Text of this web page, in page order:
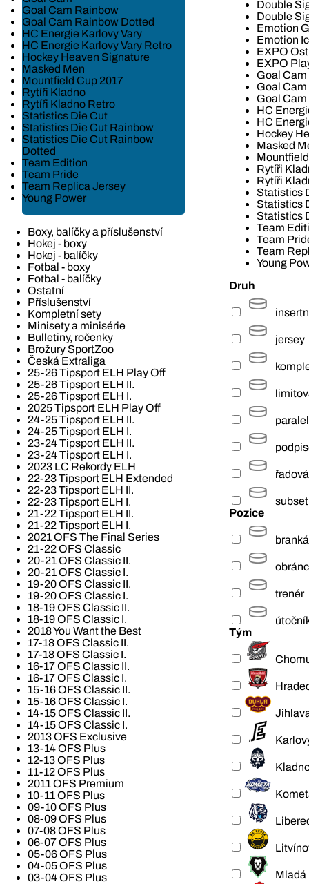
Goal Cam Rainbow
Goal Cam Rainbow Dotted
HC Energie Karlovy Vary
HC Energie Karlovy Vary Retro
Hockey Heaven Signature
Masked Men
Mountfield Cup 2017
Rytíři Kladno
Rytíři Kladno Retro
Statistics Die Cut
Statistics Die Cut Rainbow
Statistics Die Cut Rainbow
Dotted
Team Edition
Team Pride
Team Replica Jersey
Young Power
Boxy, balíčky a příslušenství
Hokej - boxy
Hokej - balíčky
Fotbal - boxy
Fotbal - balíčky
Ostatní
Příslušenství
Kompletní sety
Minisety a minisérie
Bulletiny, ročenky
Brožury SportZoo
Česká Extraliga
25-26 Tipsport ELH Play Off
25-26 Tipsport ELH II.
25-26 Tipsport ELH I.
2025 Tipsport ELH Play Off
24-25 Tipsport ELH II.
24-25 Tipsport ELH I.
23-24 Tipsport ELH II.
23-24 Tipsport ELH I.
2023 LC Rekordy ELH
22-23 Tipsport ELH Extended
22-23 Tipsport ELH II.
22-23 Tipsport ELH I.
21-22 Tipsport ELH II.
21-22 Tipsport ELH I.
2021 OFS The Final Series
21-22 OFS Classic
20-21 OFS Classic II.
20-21 OFS Classic I.
19-20 OFS Classic II.
19-20 OFS Classic I.
18-19 OFS Classic II.
18-19 OFS Classic I.
2018 You Want the Best
17-18 OFS Classic II.
17-18 OFS Classic I.
16-17 OFS Classic II.
16-17 OFS Classic I.
15-16 OFS Classic II.
15-16 OFS Classic I.
14-15 OFS Classic II.
14-15 OFS Classic I.
2013 OFS Exclusive
13-14 OFS Plus
12-13 OFS Plus
11-12 OFS Plus
2011 OFS Premium
10-11 OFS Plus
09-10 OFS Plus
08-09 OFS Plus
07-08 OFS Plus
06-07 OFS Plus
05-06 OFS Plus
04-05 OFS Plus
03-04 OFS Plus
Double
Double
Emotion
Emotion
EXPO
EXPO
Goal Cam
Goal
Goal
HC
HC
Hockey
Masked
Rytíři
Rytíři
Statistics
Statistics
Statistics
Team
Team
Team
Young
Druh
jersey
řadová
subset
Pozice
trenér
Tým
Mladá